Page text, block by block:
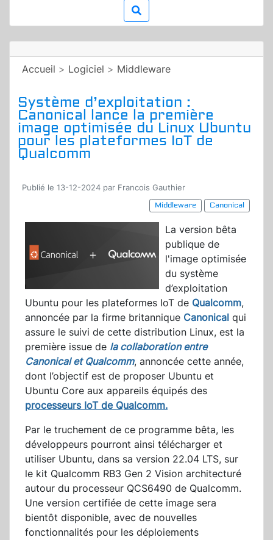
Accueil > Logiciel > Middleware
Système d’exploitation :
Canonical lance la première
image optimisée du Linux Ubuntu
pour les plateformes IoT de
Qualcomm
Publié le 13-12-2024 par Francois Gauthier
Middleware
Canonical
La version bêta
publique de
l'image optimisée
du système
d’exploitation
Ubuntu pour les plateformes IoT de Qualcomm,
annoncée par la firme britannique Canonical qui
assure le suivi de cette distribution Linux, est la
première issue de la collaboration entre
Canonical et Qualcomm, annoncée cette année,
dont l’objectif est de proposer Ubuntu et
Ubuntu Core aux appareils équipés des
processeurs IoT de Qualcomm.
Par le truchement de ce programme bêta, les
développeurs pourront ainsi télécharger et
utiliser Ubuntu, dans sa version 22.04 LTS, sur
le kit Qualcomm RB3 Gen 2 Vision architecturé
autour du processeur QCS6490 de Qualcomm.
Une version certifiée de cette image sera
bientôt disponible, avec de nouvelles
fonctionnalités pour les déploiements